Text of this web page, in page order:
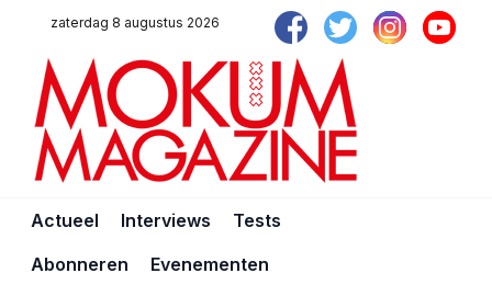
zaterdag 8 augustus 2026
Actueel Interviews
Tests
Abonneren
Evenementen